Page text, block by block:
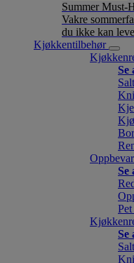
Summer Must-
Vakre
du ikke kan
Kjøkkentilbehør
Se